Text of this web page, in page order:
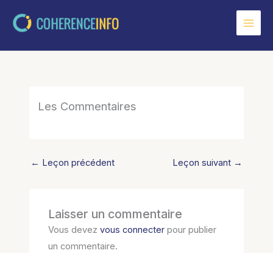
Les Commentaires
← Leçon précédent Leçon suivant →
Laisser un commentaire
Vous devezvous connecter pour publier
un commentaire.